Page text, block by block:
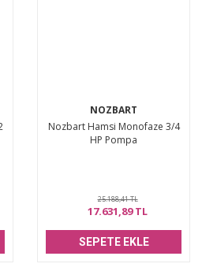
NOZBART
Nozbart Hamsi Monofaze 3/4
HP Pompa
25.188,41 TL
17.631,89 TL
SEPETE EKLE